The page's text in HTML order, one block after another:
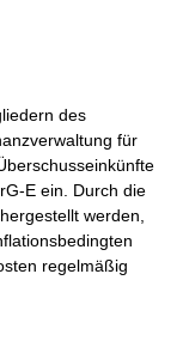
des
für
E ein. Durch die
werden,
regelmäßig